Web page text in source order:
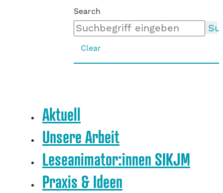
Search
Clear
Aktuell
Unsere Arbeit
Leseanimator:innen SIKJM
Praxis & Ideen